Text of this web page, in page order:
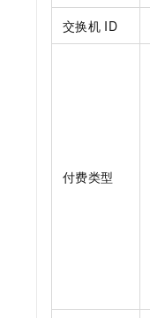
交换机 ID
付费类型